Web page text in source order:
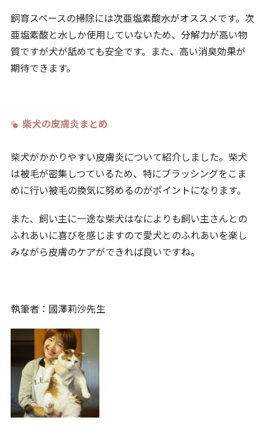
飼育スペースの掃除には次亜塩素酸水がオススメです。次
亜塩素酸と水しか使用していないため、分解力が高い物
質ですが犬が舐めても安全です。また、高い消臭効果が
期待できます。
柴犬の皮膚炎まとめ
柴犬がかかりやすい皮膚炎について紹介しました。柴犬
は被毛が密集しつているため、特にブラッシングをこま
めに行い被毛の換気に努めるのがポイントになります。
また、飼い主に一途な柴犬はなによりも飼い主さんとの
ふれあいに喜びを感じますので愛犬とのふれあいを楽し
みながら皮膚のケアができれば良いですね。
執筆者：國澤莉沙先生